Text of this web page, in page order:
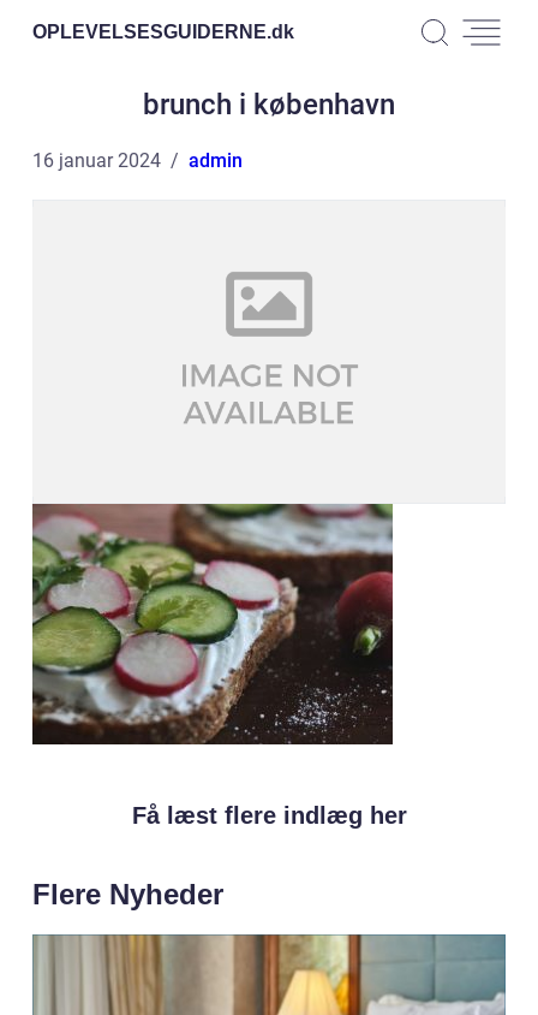
OPLEVELSESGUIDERNE.dk
brunch i københavn
16 januar 2024 admin
Få læst flere indlæg her
Flere Nyheder